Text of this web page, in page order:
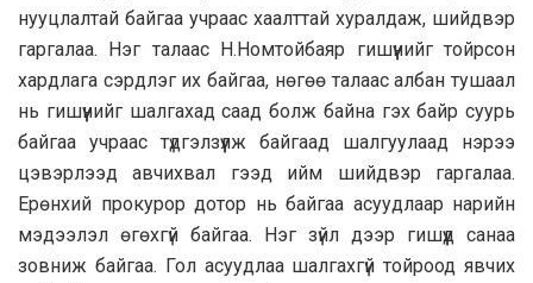
нууцлалтай байгаа учраас хаалттай хуралдаж, шийдвэр
гаргалаа. Нэг талаас Н.Номтойбаяр гишүүнийг тойрсон
хардлага сэрдлэг их байгаа, нөгөө талаас албан тушаал
нь гишүүнийг шалгахад саад болж байна гэх байр суурь
байгаа учраас түдгэлзүүлж байгаад шалгуулаад нэрээ
цэвэрлээд авчихвал гээд ийм шийдвэр гаргалаа.
Ерөнхий прокурор дотор нь байгаа асуудлаар нарийн
мэдээлэл өгөхгүй байгаа. Нэг зүйл дээр гишүүд санаа
зовниж байгаа. Гол асуудлаа шалгахгүй тойроод явчих